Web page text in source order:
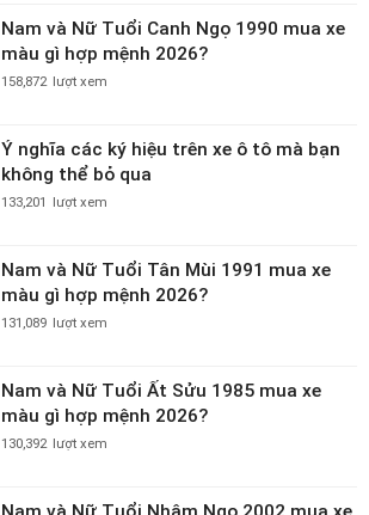
Nam và Nữ Tuổi Canh Ngọ 1990 mua xe
màu gì hợp mệnh 2026?
158,872 lượt xem
Ý nghĩa các ký hiệu trên xe ô tô mà bạn
không thể bỏ qua
133,201 lượt xem
Nam và Nữ Tuổi Tân Mùi 1991 mua xe
màu gì hợp mệnh 2026?
131,089 lượt xem
Nam và Nữ Tuổi Ất Sửu 1985 mua xe
màu gì hợp mệnh 2026?
130,392 lượt xem